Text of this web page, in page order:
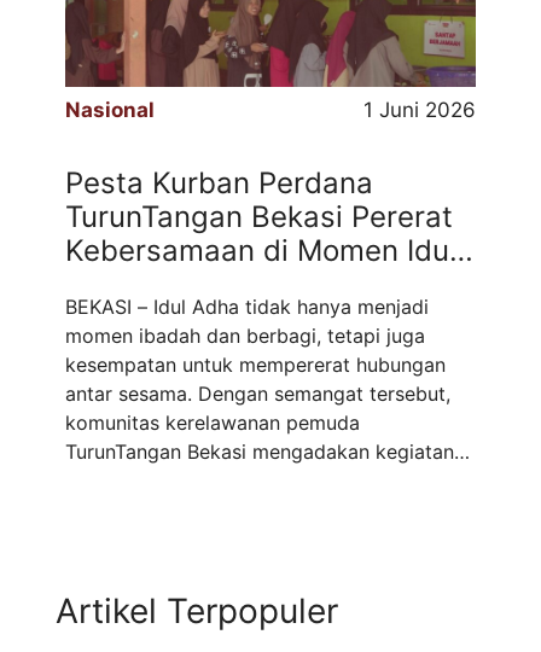
Nasional 1 Juni 2026
Pesta Kurban Perdana
TurunTangan Bekasi Pererat
Kebersamaan di Momen Idul
BEKASI – Idul Adha tidak hanya menjadi
momen ibadah dan berbagi, tetapi juga
kesempatan untuk mempererat hubungan
antar sesama. Dengan semangat tersebut,
komunitas kerelawanan pemuda
TurunTangan Bekasi mengadakan kegiatan
Kebaikan, Berbagi Kebersamaan”, kegiatan ...
Read more
Artikel Terpopuler